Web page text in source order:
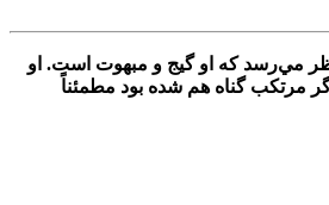
است‌. ايوب‌ از دوستانش‌ مأيوس‌ و نااميد مي‌شود. او انتظار ترحم‌ و همدردي‌ دارد، نه‌ كنايه‌ و سرزنش‌ (6 : 14 - 30). چنين‌ بنظر مي‌رسد كه‌ او گيج‌ و مبهوت‌ است‌. او
قادر نيست‌ همه‌ چيز را درك‌ كند. حتي‌ اگر مرتكب‌ گناه‌ هم‌ شده‌ بود مطمئناً